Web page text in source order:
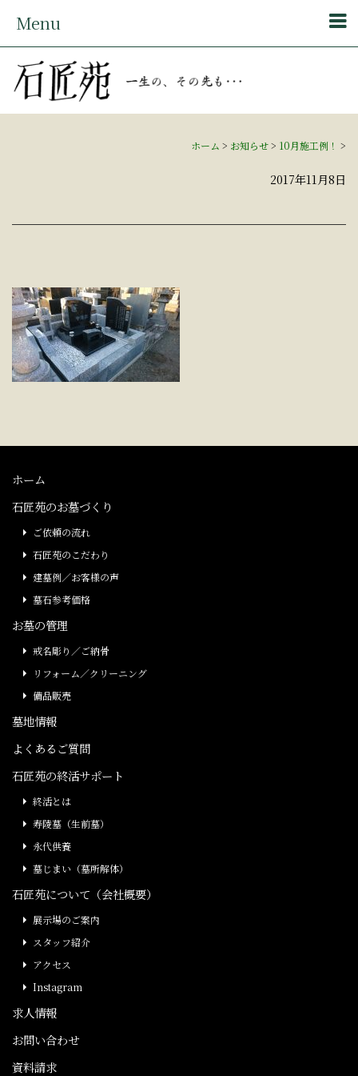
Menu
ホーム > お知らせ> 10月施工例！ >
2017年11月8日
ホーム
石匠苑のお墓づくり
ご依頼の流れ
石匠苑のこだわり
建墓例／お客様の声
墓石参考価格
お墓の管理
戒名彫り／ご納骨
リフォーム／クリーニング
備品販売
墓地情報
よくあるご質問
石匠苑の終活サポート
終活とは
寿陵墓（生前墓）
永代供養
墓じまい（墓所解体）
石匠苑について（会社概要）
展示場のご案内
スタッフ紹介
アクセス
Instagram
求人情報
お問い合わせ
資料請求